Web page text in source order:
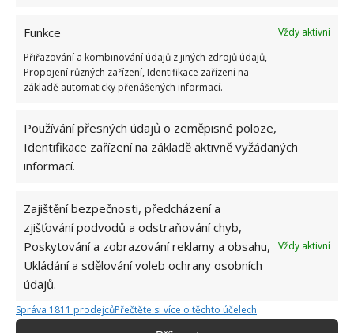
Funkce
Vždy aktivní
Přiřazování a kombinování údajů z jiných zdrojů údajů,
Propojení různých zařízení, Identifikace zařízení na
základě automaticky přenášených informací.
Používání přesných údajů o zeměpisné poloze,
Identifikace zařízení na základě aktivně vyžádaných
informací.
Zajištění bezpečnosti, předcházení a
zjišťování podvodů a odstraňování chyb,
Poskytování a zobrazování reklamy a obsahu,
Ukládání a sdělování voleb ochrany osobních
údajů.
Vždy aktivní
Správa 1811 prodejcůPřečtěte si více o těchto účelech
Na někoho může taková ložnice působit děsivě, pro
jiného je to sen. Tady se růžovou nešetřilo a navíc
tapeta s kytkami, růžové doplňky na posteli, růžový
taburet, kobereček a růžová nechybí ani na
roletkách. Přítomnost žluté a motivy přírody činí i z
této ložnice spíš sezónní záležitost. I když někomu
nevadí mít jaro a léto doma po celý rok.